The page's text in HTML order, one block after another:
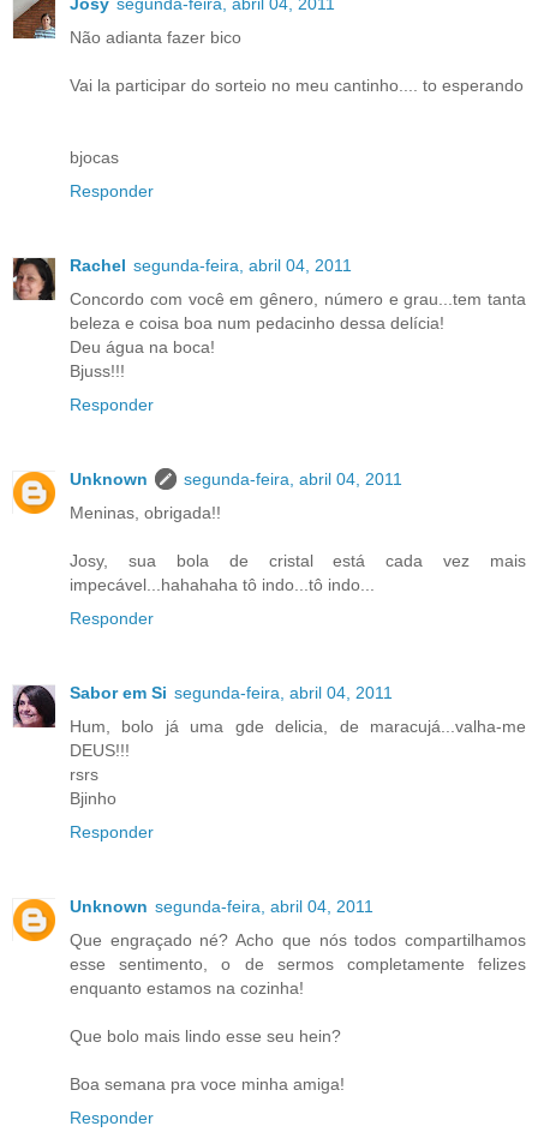
Não adianta fazer bico
Vai la participar do sorteio no meu cantinho.... to esperando
bjocas
Responder
Rachel segunda-feira, abril 04, 2011
Concordo com você em gênero, número e grau...tem tanta
beleza e coisa boa num pedacinho dessa delícia!
Deu água na boca!
Bjuss!!!
Responder
Unknown
segunda-feira, abril 04, 2011
Meninas, obrigada!!
Josy, sua bola de cristal está cada vez mais
impecável...hahahaha tô indo...tô indo...
Responder
Sabor em Si segunda-feira, abril 04, 2011
Hum, bolo já uma gde delicia, de maracujá...valha-me
DEUS!!!
rsrs
Bjinho
Responder
Unknown segunda-feira, abril 04, 2011
Que engraçado né? Acho que nós todos compartilhamos
esse sentimento, o de sermos completamente felizes
enquanto estamos na cozinha!
Que bolo mais lindo esse seu hein?
Boa semana pra voce minha amiga!
Responder